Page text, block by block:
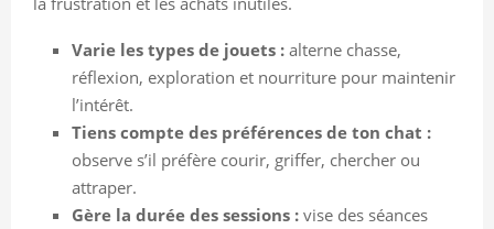
Varie les types de jouets : alterne chasse,
réflexion, exploration et nourriture pour maintenir
l’intérêt.
Tiens compte des préférences de ton chat :
observe s’il préfère courir, griffer, chercher ou
attraper.
Gère la durée des sessions : vise des séances